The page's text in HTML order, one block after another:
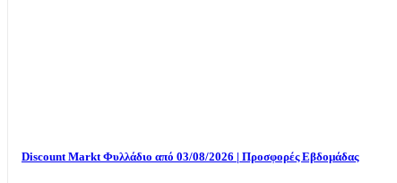
Discount Markt Φυλλάδιο από 03/08/2026 | Προσφορές Εβδομάδας